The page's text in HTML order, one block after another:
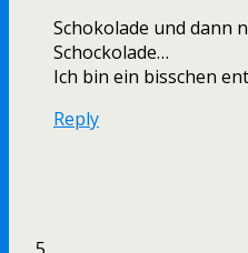
Schokolade und dann
Schockolade…
Ich bin ein bisschen
Reply